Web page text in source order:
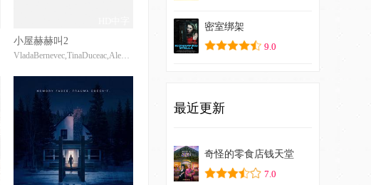
小屋赫赫叫2
VladaBernevec,TinaDuceac,AlexGhinea
密室绑架
9.0
最近更新
奇怪的零食店钱天堂
7.0